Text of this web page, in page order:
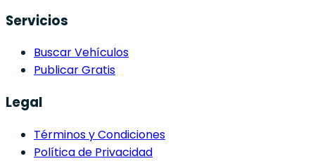
Servicios
Buscar Vehículos
Publicar Gratis
Legal
Términos y Condiciones
Política de Privacidad